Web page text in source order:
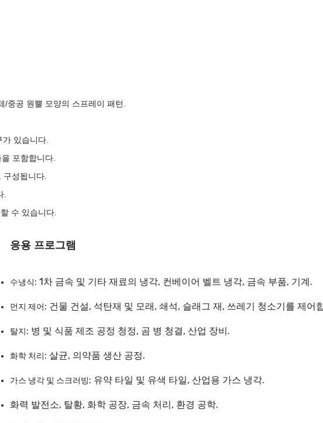
중공 원뿔 모양의 스프레이 패턴.
있습니다.
포함합니다.
성됩니다.
.
수 있습니다.
응용 프로그램
수냉식: 1차 금속 및 기타 재료의 냉각, 컨베이어 벨트 냉각, 금속 부품, 기계.
먼지 제어: 건물 건설, 석탄재 및 모래, 쇄석, 슬래그 재, 쓰레기 청소기를 제어
탈지: 병 및 식품 제조 공정 청정, 곰 병 청결, 산업 장비.
화학 처리: 살균, 의약품 생산 공정.
가스 냉각 및 스크러빙: 유약 타일 및 유색 타일, 산업용 가스 냉각.
화력 발전소, 탈황, 화학 공장, 금속 처리, 환경 공학.